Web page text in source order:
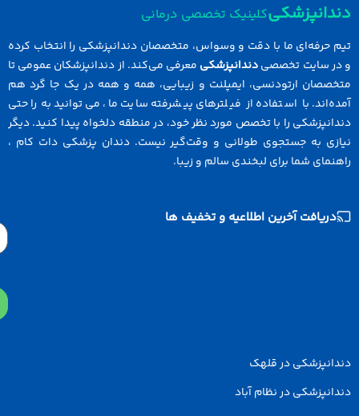
کلینیک تخصصی درمانی
حرفه‌ای ما با دقت و وسواس، متخصصان دندانپزشکی را انتخاب کرده
سایت تخصصیدندانپزشکیمعرفی می‌کند. از دندانپزشکان عمومی تا
ارتودنسی، ایمپلنت و زیبایی، همه و همه در یک جا گرد هم
با استفاده از فیلترهای پیشرفته سایت ما، می‌توانید به راحتی
را با تخصص مورد نظر خود، در منطقه دلخواه پیدا کنید. دیگر
به جستجوی طولانی و وقت‌گیر نیست. دندان پزشکی دات کام ،
شما برای لبخندی سالم و زیبا.
دریافت آخرین اطلاعیه و تخفیف ها
در قلهک
در نظام آباد